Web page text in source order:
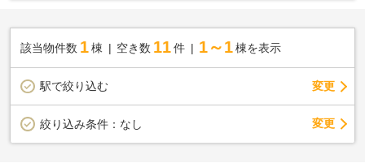
該当物件数 1棟 空き数 11 件 1～1 棟を表示
駅で絞り込む 変更
絞り込み条件： なし 変更